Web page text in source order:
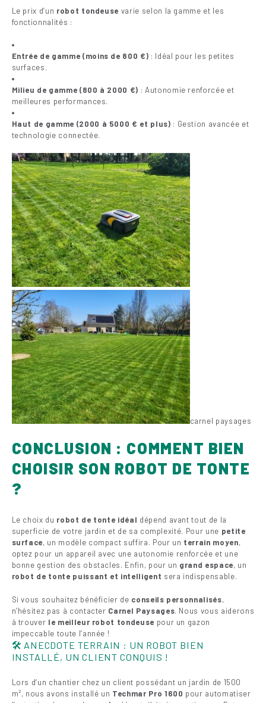
Le prix d’un robot tondeuse varie selon la gamme et les
fonctionnalités :
Entrée de gamme (moins de 800 €) : Idéal pour les petites
surfaces.
Milieu de gamme (800 à 2000 €) : Autonomie renforcée et
meilleures performances.
Haut de gamme (2000 à 5000 € et plus) : Gestion avancée et
technologie connectée.
carnel paysages
CONCLUSION : COMMENT BIEN
CHOISIR SON ROBOT DE TONTE
?
Le choix du robot de tonte idéal dépend avant tout de la
superficie de votre jardin et de sa complexité. Pour une petite
surface, un modèle compact suffira. Pour un terrain moyen,
optez pour un appareil avec une autonomie renforcée et une
bonne gestion des obstacles. Enfin, pour un grand espace, un
robot de tonte puissant et intelligent sera indispensable.
Si vous souhaitez bénéficier de conseils personnalisés,
n’hésitez pas à contacter Carnel Paysages. Nous vous aiderons
à trouver le meilleur robot tondeuse pour un gazon
impeccable toute l’année !
🛠 ANECDOTE TERRAIN : UN ROBOT BIEN
INSTALLÉ, UN CLIENT CONQUIS !
Lors d’un chantier chez un client possédant un jardin de 1500
m², nous avons installé un Techmar Pro 1600 pour automatiser